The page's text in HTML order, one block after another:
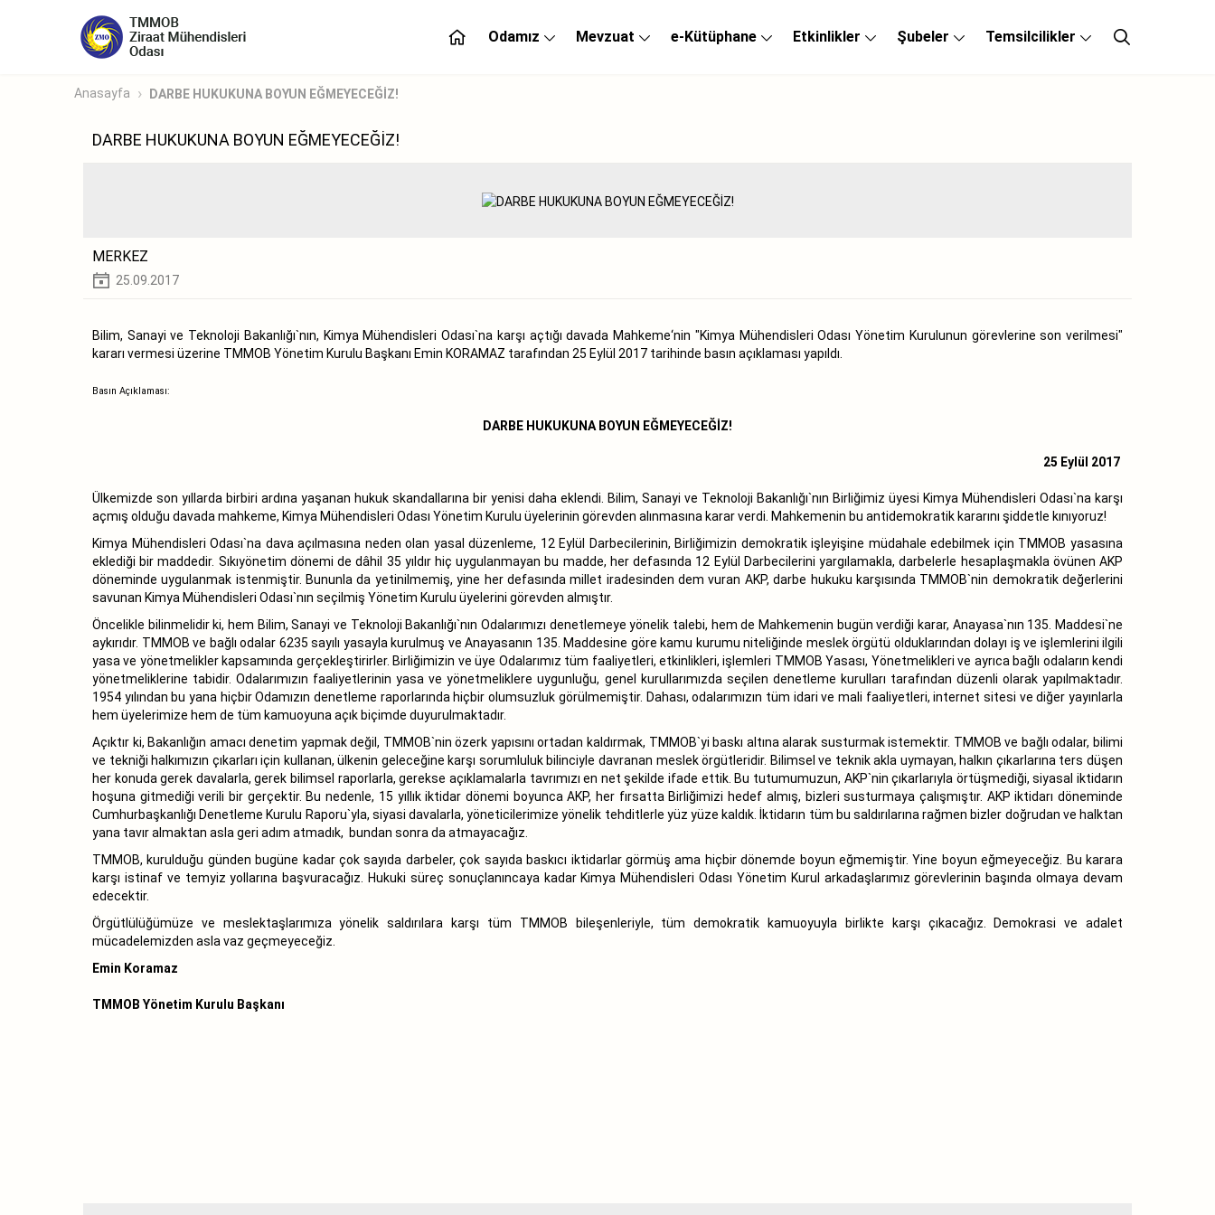
Odamız Mevzuat e-Kütüphane Etkinlikler Şubeler Temsilcilikler
Anasayfa DARBE HUKUKUNA BOYUN EĞMEYECEĞİZ!
DARBE HUKUKUNA BOYUN EĞMEYECEĞİZ!
MERKEZ
25.09.2017
Bilim, Sanayi ve Teknoloji Bakanlığı`nın, Kimya Mühendisleri Odası`na karşı açtığı davada Mahkeme‘nin "Kimya Mühendisleri Odası Yönetim Kurulunun görevlerine son verilmesi"
kararı vermesi üzerine TMMOB Yönetim Kurulu Başkanı Emin KORAMAZ tarafından 25 Eylül 2017 tarihinde basın açıklaması yapıldı.
Basın Açıklaması:
DARBE HUKUKUNA BOYUN EĞMEYECEĞİZ!
25 Eylül 2017
Ülkemizde son yıllarda birbiri ardına yaşanan hukuk skandallarına bir yenisi daha eklendi. Bilim, Sanayi ve Teknoloji Bakanlığı`nın Birliğimiz üyesi Kimya Mühendisleri Odası`na karşı
açmış olduğu davada mahkeme, Kimya Mühendisleri Odası Yönetim Kurulu üyelerinin görevden alınmasına karar verdi. Mahkemenin bu antidemokratik kararını şiddetle kınıyoruz!
Kimya Mühendisleri Odası`na dava açılmasına neden olan yasal düzenleme, 12 Eylül Darbecilerinin, Birliğimizin demokratik işleyişine müdahale edebilmek için TMMOB yasasına
eklediği bir maddedir. Sıkıyönetim dönemi de dâhil 35 yıldır hiç uygulanmayan bu madde, her defasında 12 Eylül Darbecilerini yargılamakla, darbelerle hesaplaşmakla övünen AKP
döneminde uygulanmak istenmiştir. Bununla da yetinilmemiş, yine her defasında millet iradesinden dem vuran AKP, darbe hukuku karşısında TMMOB`nin demokratik değerlerini
savunan Kimya Mühendisleri Odası`nın seçilmiş Yönetim Kurulu üyelerini görevden almıştır.
Öncelikle bilinmelidir ki, hem Bilim, Sanayi ve Teknoloji Bakanlığı`nın Odalarımızı denetlemeye yönelik talebi, hem de Mahkemenin bugün verdiği karar, Anayasa`nın 135. Maddesi`ne
aykırıdır. TMMOB ve bağlı odalar 6235 sayılı yasayla kurulmuş ve Anayasanın 135. Maddesine göre kamu kurumu niteliğinde meslek örgütü olduklarından dolayı iş ve işlemlerini ilgili
yasa ve yönetmelikler kapsamında gerçekleştirirler. Birliğimizin ve üye Odalarımız tüm faaliyetleri, etkinlikleri, işlemleri TMMOB Yasası, Yönetmelikleri ve ayrıca bağlı odaların kendi
yönetmeliklerine tabidir. Odalarımızın faaliyetlerinin yasa ve yönetmeliklere uygunluğu, genel kurullarımızda seçilen denetleme kurulları tarafından düzenli olarak yapılmaktadır.
1954 yılından bu yana hiçbir Odamızın denetleme raporlarında hiçbir olumsuzluk görülmemiştir. Dahası, odalarımızın tüm idari ve mali faaliyetleri, internet sitesi ve diğer yayınlarla
hem üyelerimize hem de tüm kamuoyuna açık biçimde duyurulmaktadır.
Açıktır ki, Bakanlığın amacı denetim yapmak değil, TMMOB`nin özerk yapısını ortadan kaldırmak, TMMOB`yi baskı altına alarak susturmak istemektir. TMMOB ve bağlı odalar, bilimi
ve tekniği halkımızın çıkarları için kullanan, ülkenin geleceğine karşı sorumluluk bilinciyle davranan meslek örgütleridir. Bilimsel ve teknik akla uymayan, halkın çıkarlarına ters düşen
her konuda gerek davalarla, gerek bilimsel raporlarla, gerekse açıklamalarla tavrımızı en net şekilde ifade ettik. Bu tutumumuzun, AKP`nin çıkarlarıyla örtüşmediği, siyasal iktidarın
hoşuna gitmediği verili bir gerçektir. Bu nedenle, 15 yıllık iktidar dönemi boyunca AKP, her fırsatta Birliğimizi hedef almış, bizleri susturmaya çalışmıştır. AKP iktidarı döneminde
Cumhurbaşkanlığı Denetleme Kurulu Raporu`yla, siyasi davalarla, yöneticilerimize yönelik tehditlerle yüz yüze kaldık. İktidarın tüm bu saldırılarına rağmen bizler doğrudan ve halktan
yana tavır almaktan asla geri adım atmadık, bundan sonra da atmayacağız.
TMMOB, kurulduğu günden bugüne kadar çok sayıda darbeler, çok sayıda baskıcı iktidarlar görmüş ama hiçbir dönemde boyun eğmemiştir. Yine boyun eğmeyeceğiz. Bu karara
karşı istinaf ve temyiz yollarına başvuracağız. Hukuki süreç sonuçlanıncaya kadar Kimya Mühendisleri Odası Yönetim Kurul arkadaşlarımız görevlerinin başında olmaya devam
edecektir.
Örgütlülüğümüze ve meslektaşlarımıza yönelik saldırılara karşı tüm TMMOB bileşenleriyle, tüm demokratik kamuoyuyla birlikte karşı çıkacağız. Demokrasi ve adalet
mücadelemizden asla vaz geçmeyeceğiz.
Emin Koramaz
TMMOB Yönetim Kurulu Başkanı